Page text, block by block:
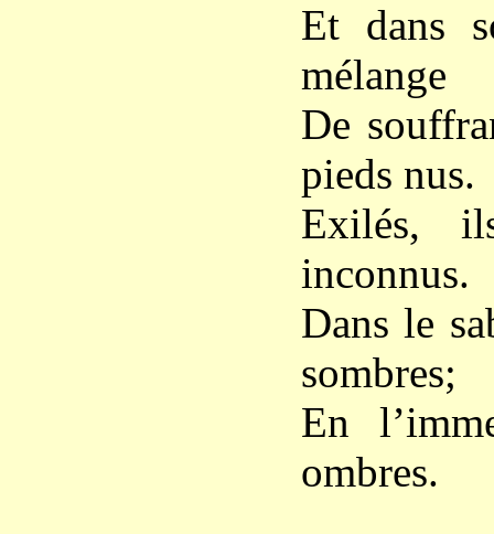
Et dans
mélange
De
pieds nus.
Exilés,
inconnus.
Dans le
sombres;
En
ombres.